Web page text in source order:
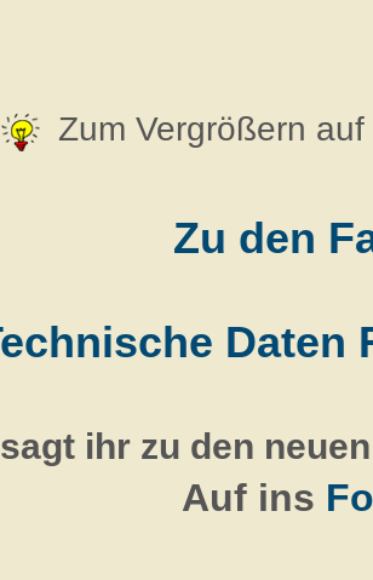
Zum Vergrößern
Zu den
Daten
ihr zu den
Auf ins